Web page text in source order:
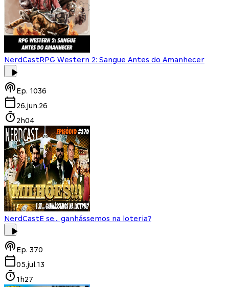
NerdCastRPG Western 2: Sangue Antes do Amanhecer
Ep. 1036
26.jun.26
2h04
NerdCastE se... ganhássemos na loteria?
Ep. 370
05.jul.13
1h27